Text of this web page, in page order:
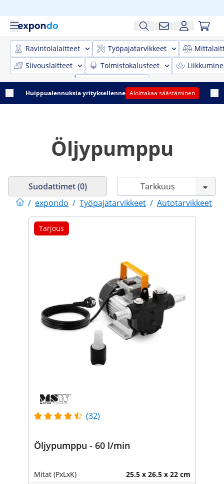
Ravintolalaitteet Työpajatarvikkeet
Siivouslaitteet
Toimistokalusteet
Huippualennuksia yrityksellenne Aloittakaa säästäminen
Öljypumppu
/ expondo / Työpajatarvikkeet / Autotarvikkeet
Suodattimet (0)
Tarjous
(32)
Öljypumppu - 60 l/min
Mitat (PxLxK) 25.5 x 26.5 x 22 cm